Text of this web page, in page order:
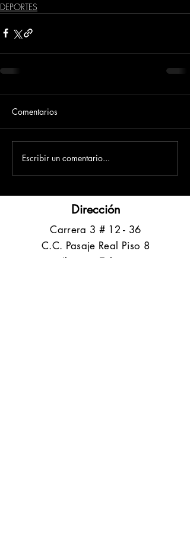
DEPORTES
Comentarios
Escribir un comentario...
Dirección
​Carrera 3 # 12 - 36
C.C. Pasaje Real Piso 8
Ibague, Tolima